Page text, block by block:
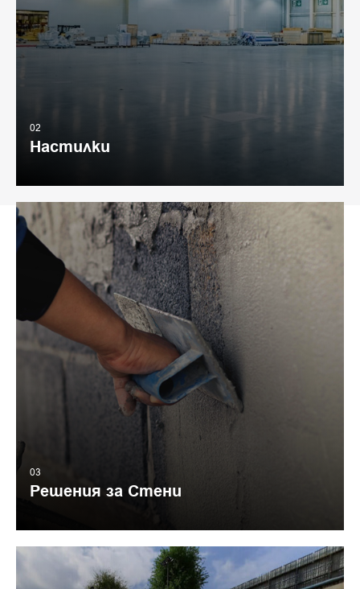
02
Настилки
03
Решения за Стени